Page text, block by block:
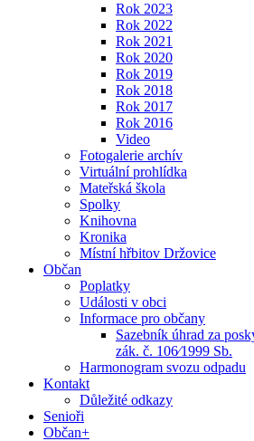
Rok 2023
Rok 2022
Rok 2021
Rok 2020
Rok 2019
Rok 2018
Rok 2017
Rok 2016
Video
Fotogalerie archív
Virtuální prohlídka
Mateřská škola
Spolky
Knihovna
Kronika
Místní hřbitov Držovice
Občan
Poplatky
Události v obci
Informace pro občany
Sazebník úhrad za
zák. č. 106⁄1999 Sb.
Harmonogram svozu odpadu
Kontakt
Důležité odkazy
Senioři
Občan+